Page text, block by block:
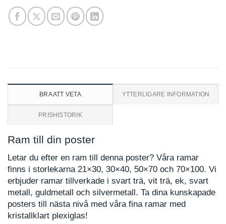
BRA ATT VETA YTTERLIGARE INFORMATION
PRISHISTORIK
Ram till din poster
Letar du efter en ram till denna poster? Våra ramar
finns i storlekarna 21×30, 30×40, 50×70 och 70×100. Vi
erbjuder ramar tillverkade i svart trä, vit trä, ek, svart
metall, guldmetall och silvermetall. Ta dina kunskapade
posters till nästa nivå med våra fina ramar med
kristallklart plexiglas!